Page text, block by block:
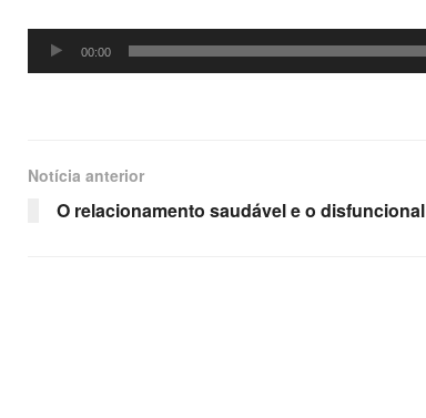
Tocador
de
00:00
Notícia anterior
O relacionamento saudável e o disfuncional